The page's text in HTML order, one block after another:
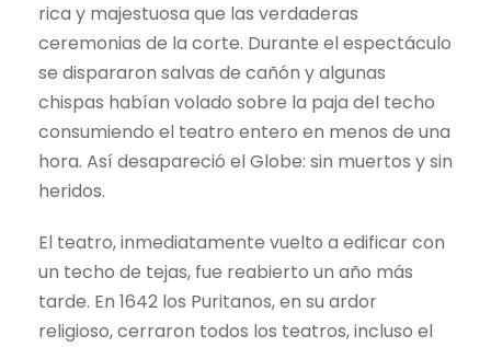
rica y majestuosa que las verdaderas
ceremonias de la corte. Durante el espectáculo
se dispararon salvas de cañón y algunas
chispas habían volado sobre la paja del techo
consumiendo el teatro entero en menos de una
hora. Así desapareció el Globe: sin muertos y sin
heridos.
El teatro, inmediatamente vuelto a edificar con
un techo de tejas, fue reabierto un año más
tarde. En 1642 los Puritanos, en su ardor
religioso, cerraron todos los teatros, incluso el